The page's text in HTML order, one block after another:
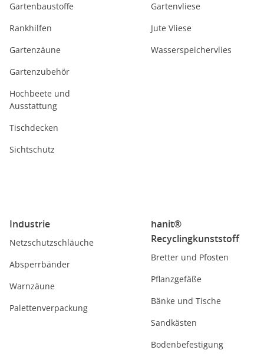
Gartenbaustoffe
Rankhilfen
Gartenzäune
Gartenzubehör
Hochbeete und
Ausstattung
Tischdecken
Sichtschutz
Gartenvliese
Jute Vliese
Wasserspeichervlies
Industrie
Netzschutzschläuche
Absperrbänder
Warnzäune
Palettenverpackung
hanit®
Recyclingkunststoff
Bretter und Pfosten
Pflanzgefäße
Bänke und Tische
Sandkästen
Bodenbefestigung